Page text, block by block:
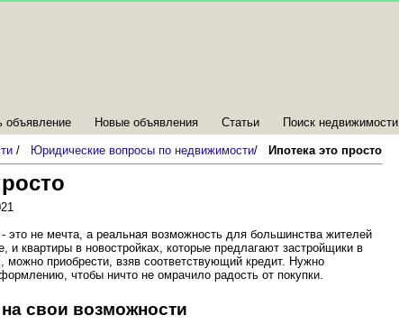
объявление Новые объявления Статьи Поиск недвижимости
/ Юридические вопросы по недвижимости/ Ипотека это просто
это не мечта, а реальная возможность для большинства жителей
и квартиры в новостройках, которые предлагают застройщики в
можно приобрести, взяв соответствующий кредит. Нужно
чтобы ничто не омрачило радость от покупки.
свои возможности